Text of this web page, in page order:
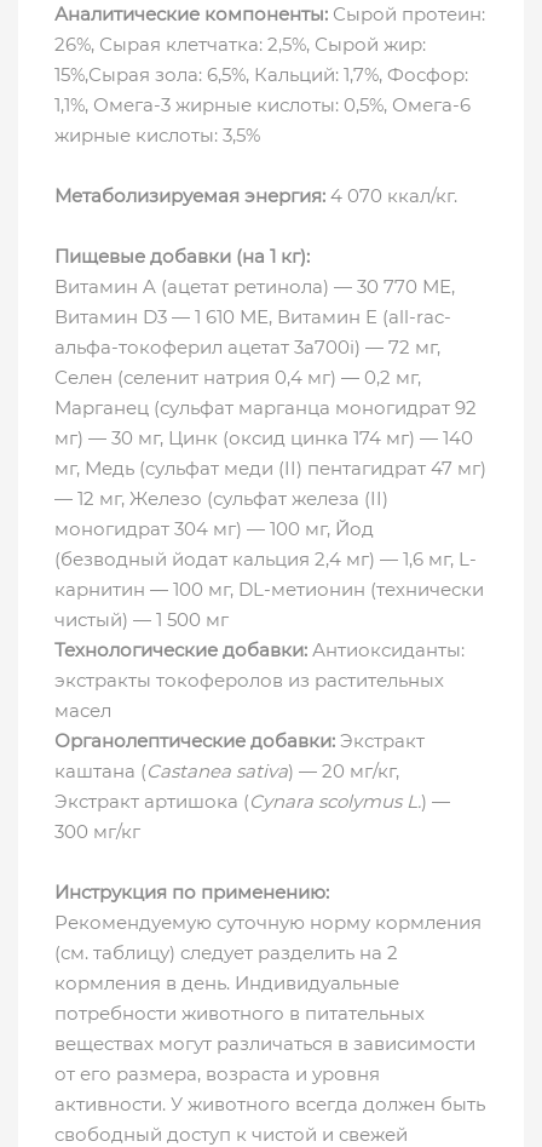
Аналитические компоненты: Сырой протеин:
26%, Сырая клетчатка: 2,5%, Сырой жир:
15%,Сырая зола: 6,5%, Кальций: 1,7%, Фосфор:
1,1%, Омега-3 жирные кислоты: 0,5%, Омега-6
жирные кислоты: 3,5%
Метаболизируемая энергия: 4 070 ккал/кг.
Пищевые добавки (на 1 кг):
Витамин A (ацетат ретинола) — 30 770 МЕ,
Витамин D3 — 1 610 МЕ, Витамин E (all-rac-
альфа-токоферил ацетат 3a700i) — 72 мг,
Селен (селенит натрия 0,4 мг) — 0,2 мг,
Марганец (сульфат марганца моногидрат 92
мг) — 30 мг, Цинк (оксид цинка 174 мг) — 140
мг, Медь (сульфат меди (II) пентагидрат 47 мг)
— 12 мг, Железо (сульфат железа (II)
моногидрат 304 мг) — 100 мг, Йод
(безводный йодат кальция 2,4 мг) — 1,6 мг, L-
карнитин — 100 мг, DL-метионин (технически
чистый) — 1 500 мг
Технологические добавки: Антиоксиданты:
экстракты токоферолов из растительных
масел
Органолептические добавки: Экстракт
каштана (Castanea sativa) — 20 мг/кг,
Экстракт артишока (Cynara scolymus L.) —
300 мг/кг
Инструкция по применению:
Рекомендуемую суточную норму кормления
(см. таблицу) следует разделить на 2
кормления в день. Индивидуальные
потребности животного в питательных
веществах могут различаться в зависимости
от его размера, возраста и уровня
активности. У животного всегда должен быть
свободный доступ к чистой и свежей